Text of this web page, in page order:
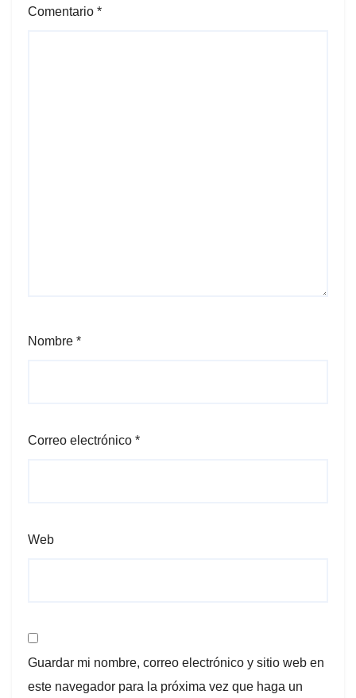
Comentario *
Nombre *
Correo electrónico *
Web
Guardar mi nombre, correo electrónico y sitio web en
este navegador para la próxima vez que haga un